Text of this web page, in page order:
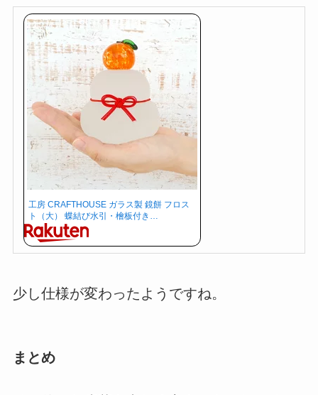
工房 CRAFTHOUSE ガラス製 鏡餅 フロス
ト（大） 蝶結び水引・檜板付き…
少し仕様が変わったようですね。
まとめ